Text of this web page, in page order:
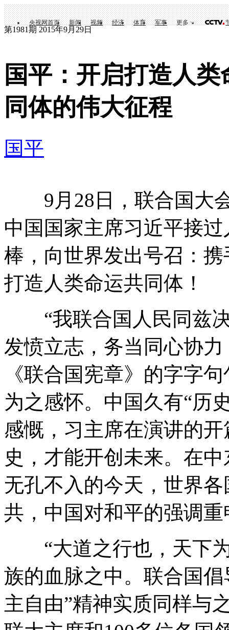
央视网首页 新闻 视频 经济 体育 军事 更多
第1981期 2015年9月29日
国平：开启打造人类
同体的伟大征程
国平
9月28日，联合国大会
中国国家主席习近平接
棒，向世界发出号召：
打造人类命运共同体！
“我联合国人民同兹
发愤立志，务当同心协
《联合国宪章》的字字
为之感怀。中国久有“历
感慨，习主席在演讲的
史，才能开创未来。在
无孔不入的今天，世界
共，中国对和平的强调
“大道之行也，天下为
族的血脉之中。联合国
主自由”精神实质同样与